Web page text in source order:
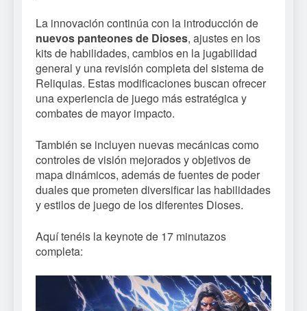
La innovación continúa con la introducción de
nuevos panteones de Dioses, ajustes en los
kits de habilidades, cambios en la jugabilidad
general y una revisión completa del sistema de
Reliquias. Estas modificaciones buscan ofrecer
una experiencia de juego más estratégica y
combates de mayor impacto.
También se incluyen nuevas mecánicas como
controles de visión mejorados y objetivos de
mapa dinámicos, además de fuentes de poder
duales que prometen diversificar las habilidades
y estilos de juego de los diferentes Dioses.
Aquí tenéis la keynote de 17 minutazos
completa: